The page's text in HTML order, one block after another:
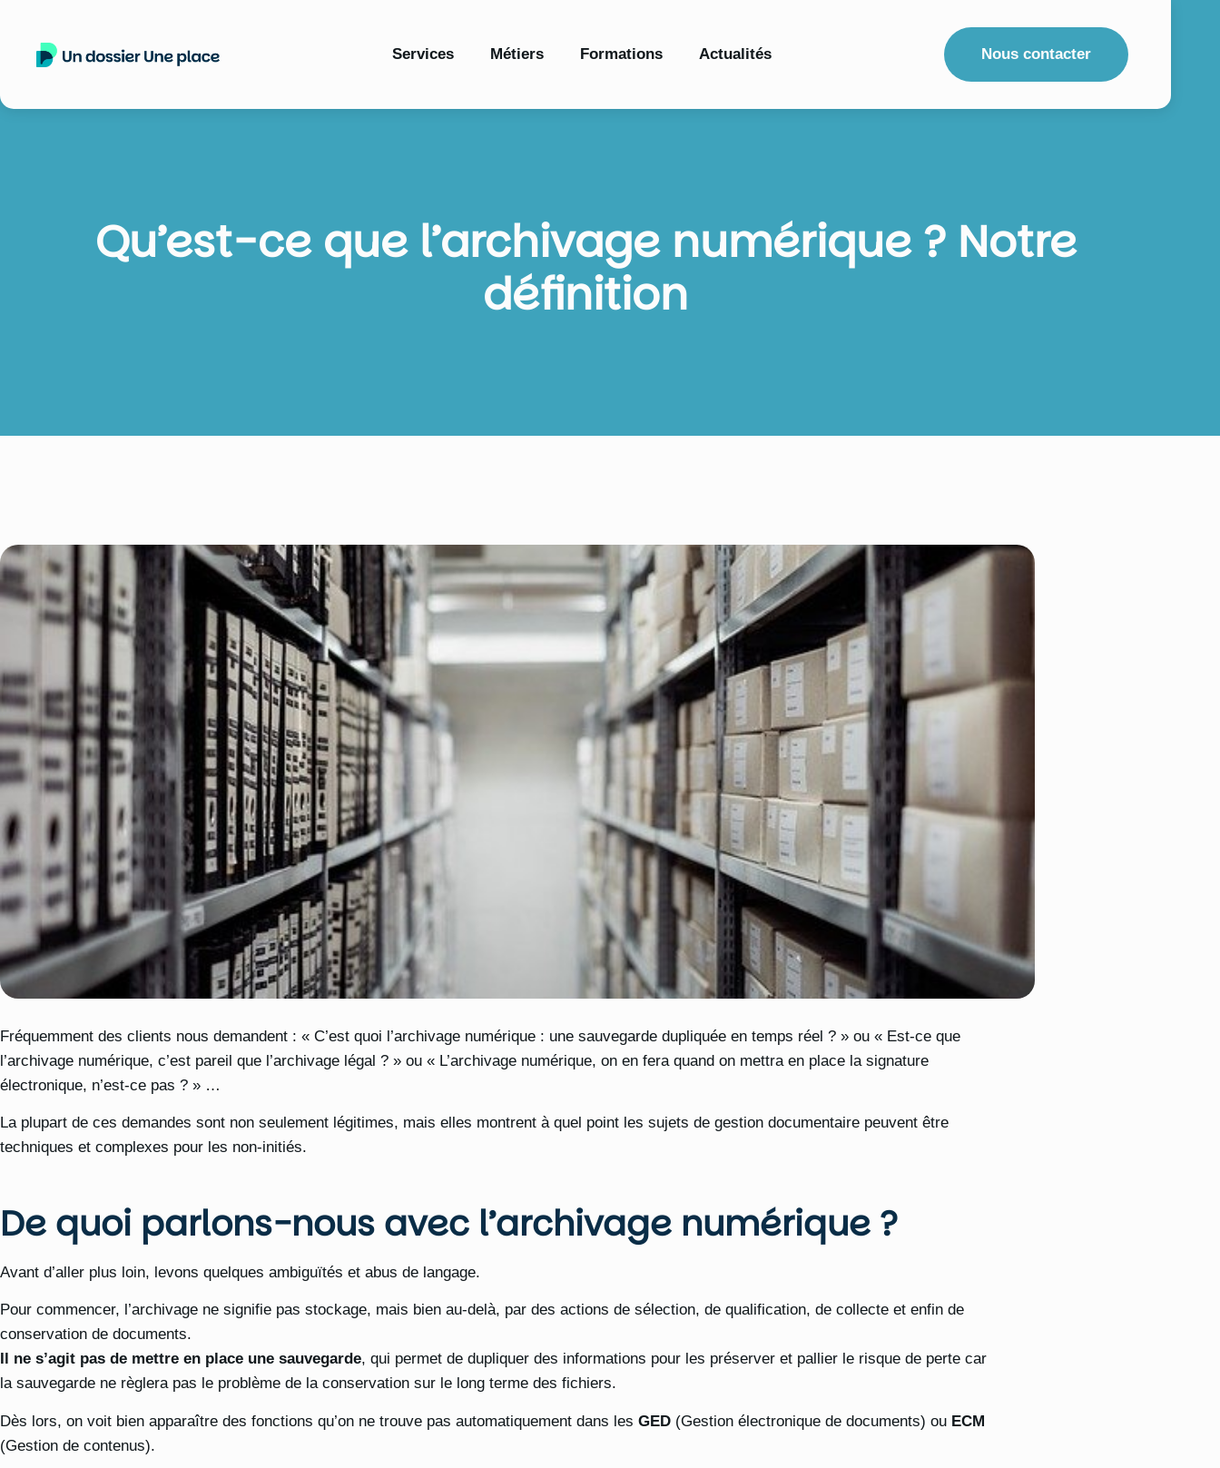
Services Métiers Formations Actualités Nous contacter
Qu’est-ce que l’archivage numérique ? Notre
définition
Fréquemment des clients nous demandent : « C’est quoi l’archivage numérique : une sauvegarde dupliquée en temps réel ? » ou « Est-ce que
l’archivage numérique, c’est pareil que l’archivage légal ? » ou « L’archivage numérique, on en fera quand on mettra en place la signature
électronique, n’est-ce pas ? » …
La plupart de ces demandes sont non seulement légitimes, mais elles montrent à quel point les sujets de gestion documentaire peuvent être
techniques et complexes pour les non-initiés.
De quoi parlons-nous avec l’archivage numérique ?
Avant d’aller plus loin, levons quelques ambiguïtés et abus de langage.
Pour commencer, l’archivage ne signifie pas stockage, mais bien au-delà, par des actions de sélection, de qualification, de collecte et enfin de
conservation de documents.
Il ne s’agit pas de mettre en place une sauvegarde, qui permet de dupliquer des informations pour les préserver et pallier le risque de perte car
la sauvegarde ne règlera pas le problème de la conservation sur le long terme des fichiers.
Dès lors, on voit bien apparaître des fonctions qu’on ne trouve pas automatiquement dans les GED (Gestion électronique de documents) ou ECM
(Gestion de contenus).